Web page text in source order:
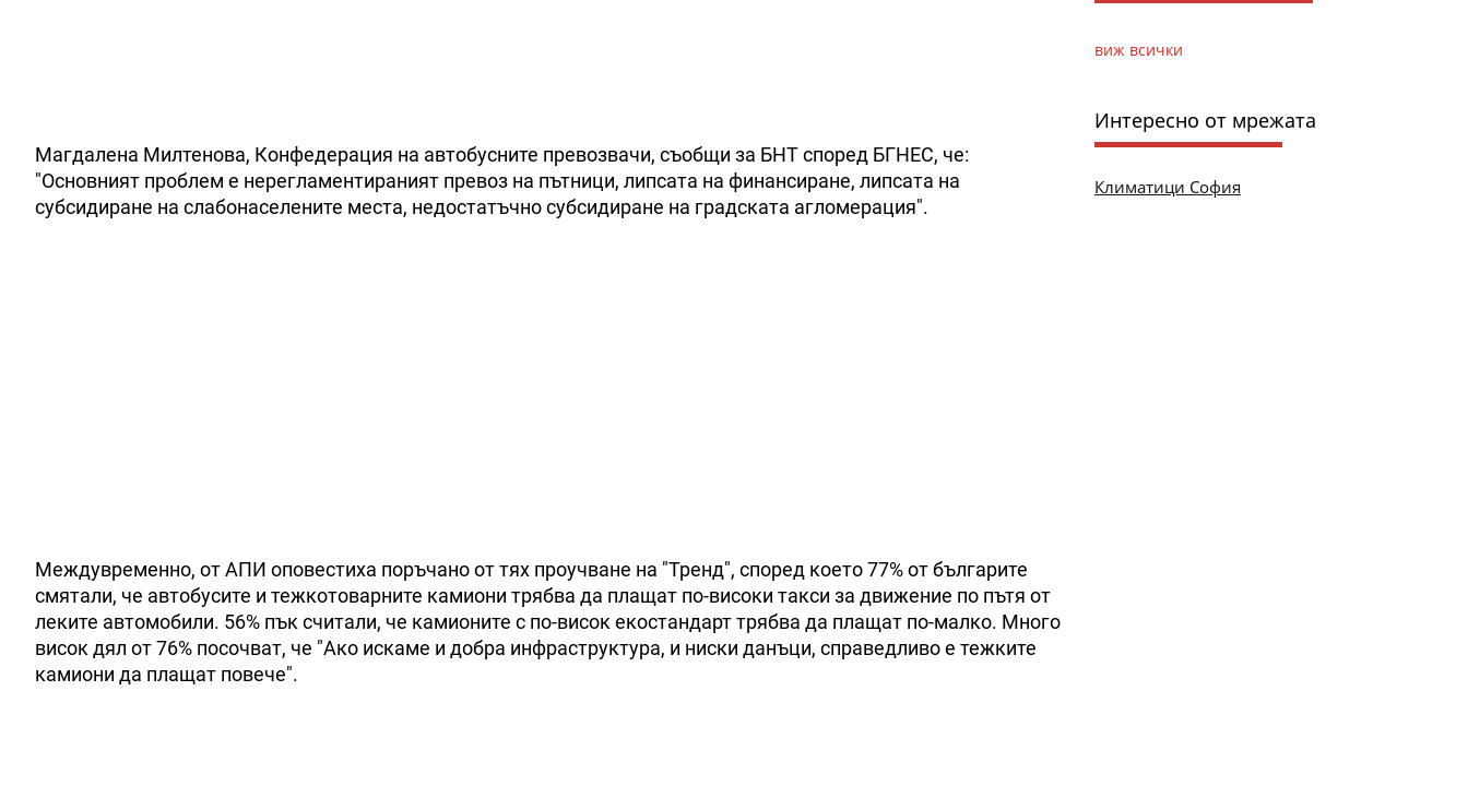
Магдалена Милтенова, Конфедерация на автобусните превозвачи, съобщи за БНТ според БГНЕС, че:
"Основният проблем е нерегламентираният превоз на пътници, липсата на финансиране, липсата на
субсидиране на слабонаселените места, недостатъчно субсидиране на градската агломерация".
Междувременно, от АПИ оповестиха поръчано от тях проучване на "Тренд", според което 77% от българите
смятали, че автобусите и тежкотоварните камиони трябва да плащат по-високи такси за движение по пътя от
леките автомобили. 56% пък считали, че камионите с по-висок екостандарт трябва да плащат по-малко. Много
висок дял от 76% посочват, че "Ако искаме и добра инфраструктура, и ниски данъци, справедливо е тежките
камиони да плащат повече".
виж всички
Интересно от мрежата
Климатици София